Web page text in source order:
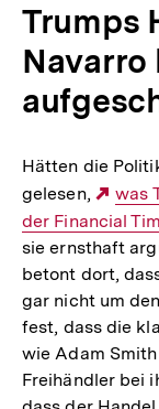
Trumps
Navarro
Hätten die
gelesen,
Link:
was
der Financial
sie ernsthaft
betont dort,
gar nicht um
fest, dass die
wie Adam
Freihändler bei